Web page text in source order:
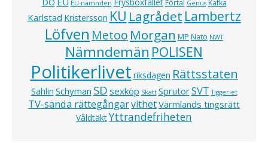
EU-nämnden Förtal Genus Kafka
Karlstad Kristersson KU Lagrådet Lambertz
Löfven Metoo Morgan MP Nato NWT
Nämndemän POLISEN
Politikerlivet riksdagen Rättsstaten
Sahlin Schyman SD sexköp Skatt SprutorSVT Tiggeriet
TV-sända rättegångarvithetVärmlands tingsrätt
VåldtäktYttrandefriheten